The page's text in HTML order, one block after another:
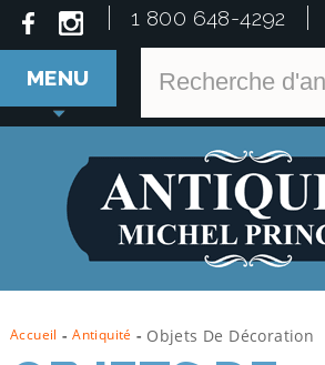
1 800 648-4292
MENU
Accueil - Antiquité - Objets De Décoration